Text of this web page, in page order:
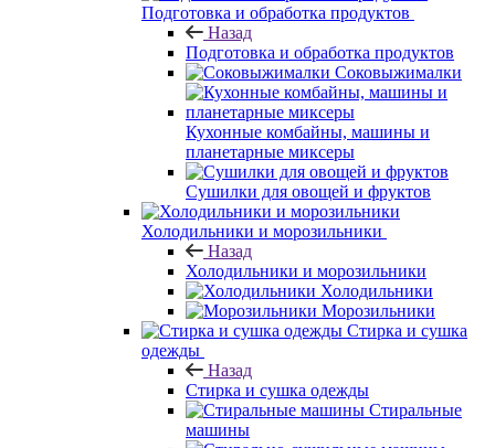
Подготовка и обработка продуктов
Назад
Подготовка и обработка продуктов
Соковыжималки
Кухонные комбайны, машины и
планетарные миксеры
Сушилки для овощей и фруктов
Холодильники и морозильники
Назад
Холодильники и морозильники
Холодильники
Морозильники
Стирка и сушка
одежды
Назад
Стирка и сушка одежды
Стиральные
машины